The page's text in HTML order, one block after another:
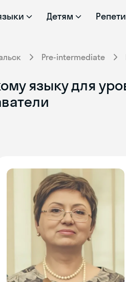
Детям
Pre-intermediate
языку для